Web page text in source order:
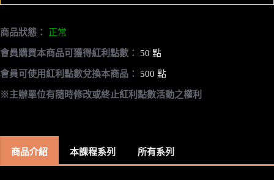
商品狀態： 正常
會員購買本商品可獲得紅利點數： 50 點
會員可使用紅利點數兌換本商品： 500 點
※主辦單位有隨時修改或終止紅利點數活動之權利
商品介紹 本課程系列 所有系列